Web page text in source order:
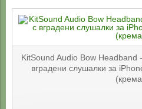
KitSound Audio Bow Headband
вградени слушалки за